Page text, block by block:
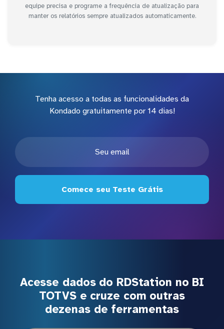
equipe precisa e programe a frequência de atualização para
manter os relatórios sempre atualizados automaticamente.
Tenha acesso a todas as funcionalidades da
Kondado gratuitamente por 14 dias!
Comece seu Teste Grátis
Acesse dados do RDStation no BI
TOTVS e cruze com outras
dezenas de ferramentas